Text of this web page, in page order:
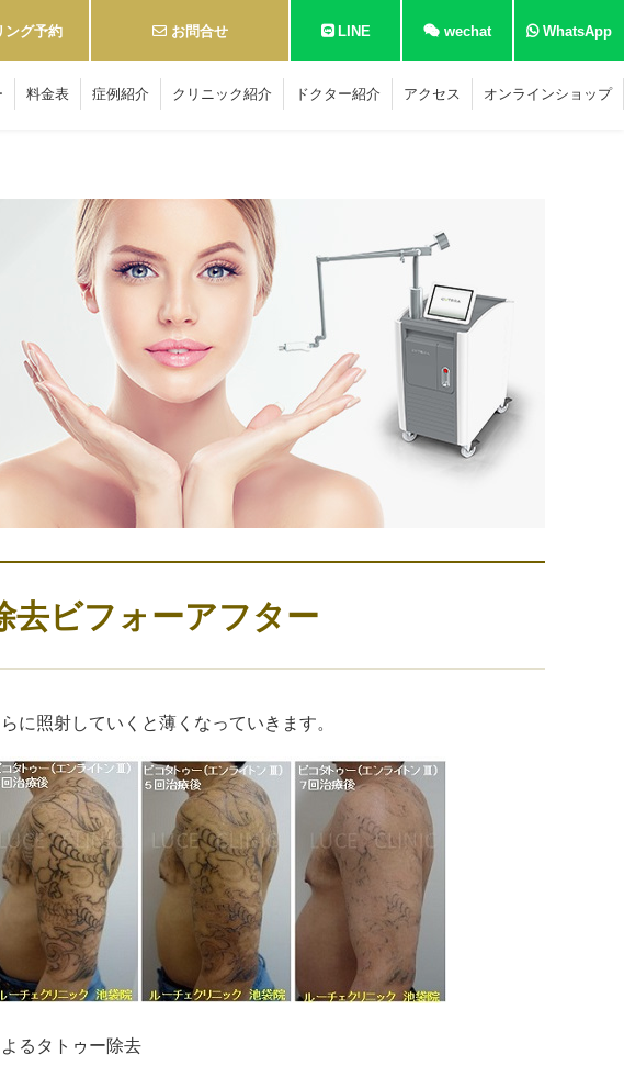
ング予約 お問合せ LINE wechat WhatsApp
料金表 症例紹介 クリニック紹介 ドクター紹介 アクセス オンラインショップ
去ビフォーアフター
に照射していくと薄くなっていきます。
るタトゥー除去